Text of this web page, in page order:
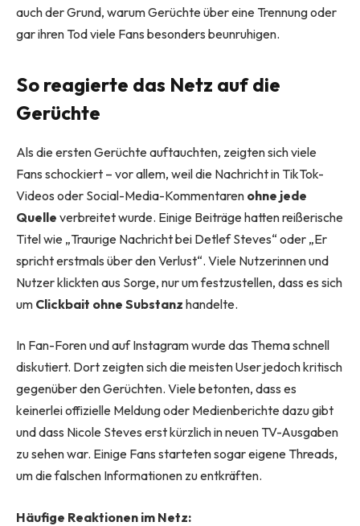
auch der Grund, warum Gerüchte über eine Trennung oder
gar ihren Tod viele Fans besonders beunruhigen.
So reagierte das Netz auf die
Gerüchte
Als die ersten Gerüchte auftauchten, zeigten sich viele
Fans schockiert – vor allem, weil die Nachricht in TikTok-
Videos oder Social-Media-Kommentaren ohne jede
Quelle verbreitet wurde. Einige Beiträge hatten reißerische
Titel wie „Traurige Nachricht bei Detlef Steves“ oder „Er
spricht erstmals über den Verlust“. Viele Nutzerinnen und
Nutzer klickten aus Sorge, nur um festzustellen, dass es sich
um Clickbait ohne Substanz handelte.
In Fan-Foren und auf Instagram wurde das Thema schnell
diskutiert. Dort zeigten sich die meisten User jedoch kritisch
gegenüber den Gerüchten. Viele betonten, dass es
keinerlei offizielle Meldung oder Medienberichte dazu gibt
und dass Nicole Steves erst kürzlich in neuen TV-Ausgaben
zu sehen war. Einige Fans starteten sogar eigene Threads,
um die falschen Informationen zu entkräften.
Häufige Reaktionen im Netz: